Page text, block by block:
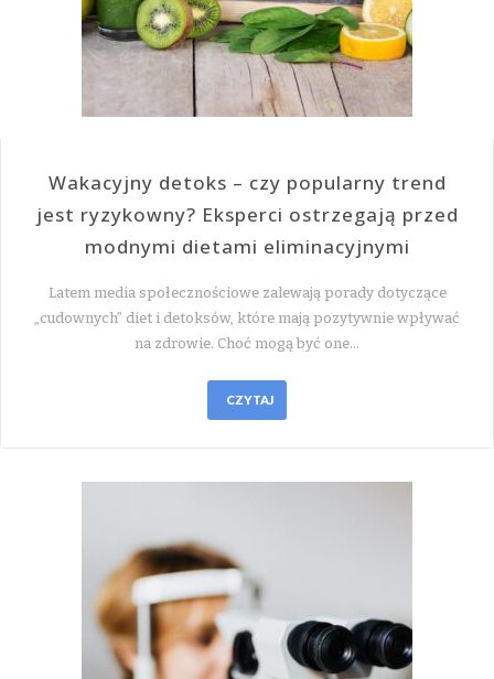
Wakacyjny detoks – czy popularny trend
jest ryzykowny? Eksperci ostrzegają przed
modnymi dietami eliminacyjnymi
Latem media społecznościowe zalewają porady dotyczące
„cudownych” diet i detoksów, które mają pozytywnie wpływać
na zdrowie. Choć mogą być one…
CZYTAJ